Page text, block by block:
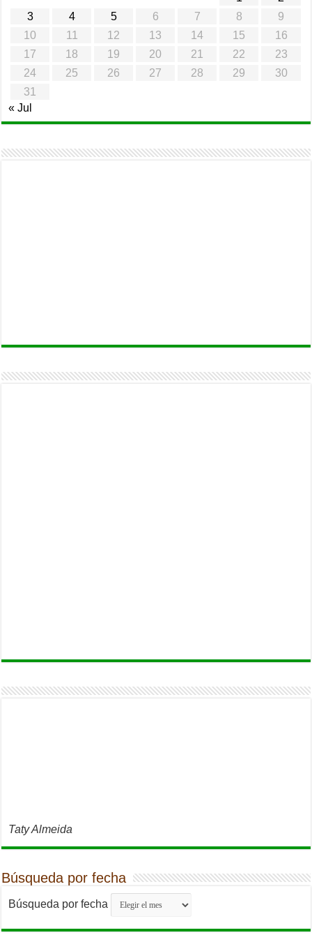
3
4 5 6 7 8
9
10
11 12 13 14 15
16
17
18 19 20 21 22
23
24
25 26 27 28 29
30
31
« Jul
Taty Almeida
Búsqueda por fecha
Búsqueda por fecha